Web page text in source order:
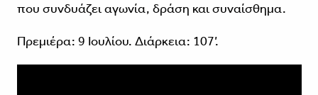
που συνδυάζει αγωνία, δράση και συναίσθημα.
Πρεμιέρα: 9 Ιουλίου. Διάρκεια: 107’.